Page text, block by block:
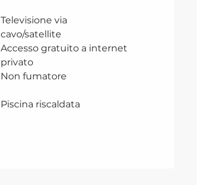
Televisione via
cavo/satellite
Accesso gratuito a internet
privato
Non fumatore
Piscina riscaldata